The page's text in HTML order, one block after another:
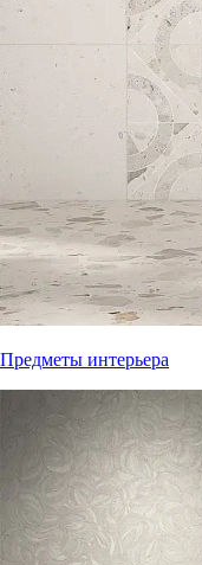
Предметы интерьера